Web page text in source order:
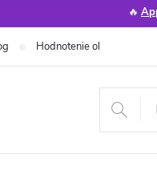
🔥
Hodnotenie obchodu